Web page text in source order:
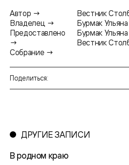
Автор →
Владелец →
Предоставлено
→
Собрание →
Вестник
Бурмак
Бурмак
Вестник
Поделиться:
ДРУГИЕ ЗАПИСИ
В родном краю